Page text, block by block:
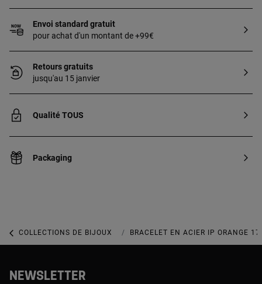
Envoi standard gratuit
pour achat d'un montant de +99€
Retours gratuits
jusqu'au 15 janvier
Qualité TOUS
Packaging
COLLECTIONS DE BIJOUX COLLECTION BOLD BEAR + MESH
BRACELET EN ACIER IP ORANGE
NEWSLETTER